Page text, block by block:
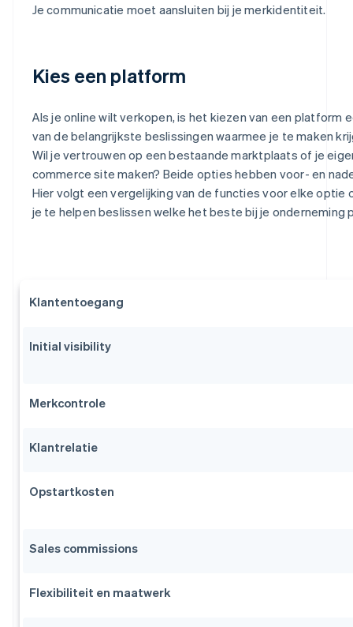
Je communicatie moet aansluiten bij je merkidentiteit.
Kies een platform
Als je online wilt verkopen, is het kiezen van een platform
van de belangrijkste beslissingen waarmee je te maken
Wil je vertrouwen op een bestaande marktplaats of je
commerce site maken? Beide opties hebben voor- en
Hier volgt een vergelijking van de functies voor elke optie
je te helpen beslissen welke het beste bij je onderneming
Klantentoegang
Initial visibility
Merkcontrole
Klantrelatie
Opstartkosten
Sales commissions
Flexibiliteit en maatwerk